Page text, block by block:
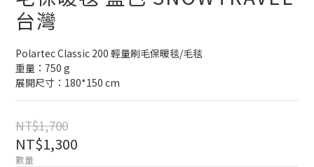
台灣
Polartec Classic 200 輕量刷毛保暖毯/毛毯
重量：750 g
展開尺寸：180*150 cm
NT$1,700
NT$1,300
數量